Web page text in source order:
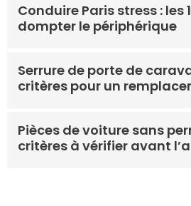
Conduire Paris stress : les
dompter le périphérique
Serrure de porte de
critères pour un
Pièces de voiture sans
critères à vérifier avant